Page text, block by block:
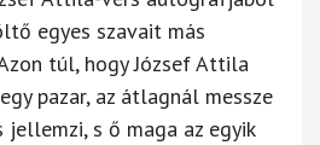
egyes szavait más
túl, hogy József Attila
pazar, az átlagnál messze
jellemzi, s ő maga az egyik